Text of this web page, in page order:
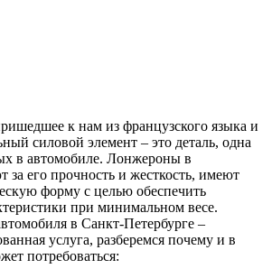
к нам из французского языка и
силовой элемент – это деталь, одна
в автомобиле. Лонжероны в
за его прочность и жесткость, имеют
форму с целью обеспечить
при минимальном весе.
в Санкт-Петербурге –
услуга, разберемся почему и в
потребоваться: